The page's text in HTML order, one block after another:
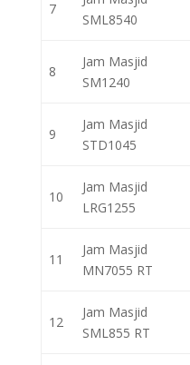
7
SML8540
8
Jam Masjid
SM1240
9
Jam Masjid
STD1045
10
Jam Masjid
LRG1255
11
Jam Masjid
MN7055 RT
12
Jam Masjid
SML855 RT